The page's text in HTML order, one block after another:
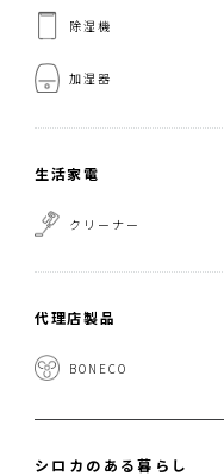
除湿機
加湿器
生活家電
クリーナー
代理店製品
BONECO
シロカのある暮らし